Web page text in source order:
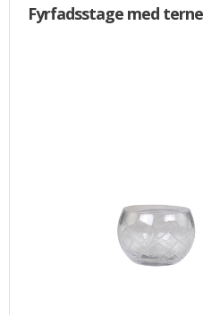
Fyrfadsstage med